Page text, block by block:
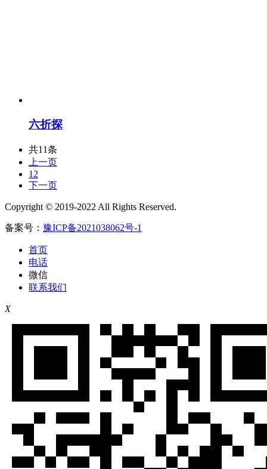
六折探
共11条
上一页
1 2
下一页
Copyright © 2019-2022 All Rights Reserved.
备案号： 豫ICP备2021038062号-1
首页
电话
微信
联系我们
X